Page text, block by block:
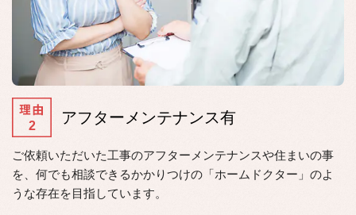
アフターメンテナンス有
ご依頼いただいた工事のアフターメンテナンスや住まいの事
を、何でも相談できるかかりつけの「ホームドクター」のよ
うな存在を目指しています。